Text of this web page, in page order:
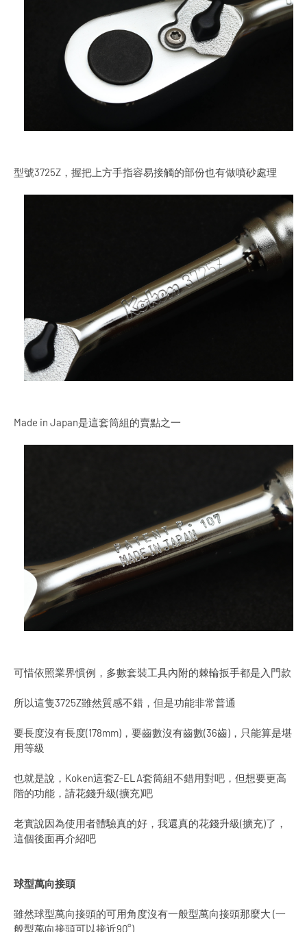
型號3725Z，握把上方手指容易接觸的部份也有做噴砂處理
Made in Japan是這套筒組的賣點之一
可惜依照業界慣例，多數套裝工具內附的棘輪扳手都是入門款
所以這隻3725Z雖然質感不錯，但是功能非常普通
要長度沒有長度(178mm)，要齒數沒有齒數(36齒)，只能算是堪
用等級
也就是說，Koken這套Z-ELA套筒組不錯用對吧，但想要更高
階的功能，請花錢升級(擴充)吧
老實說因為使用者體驗真的好，我還真的花錢升級(擴充)了，
這個後面再介紹吧
球型萬向接頭
雖然球型萬向接頭的可用角度沒有一般型萬向接頭那麼大 (一
般型萬向接頭可以接近90°)